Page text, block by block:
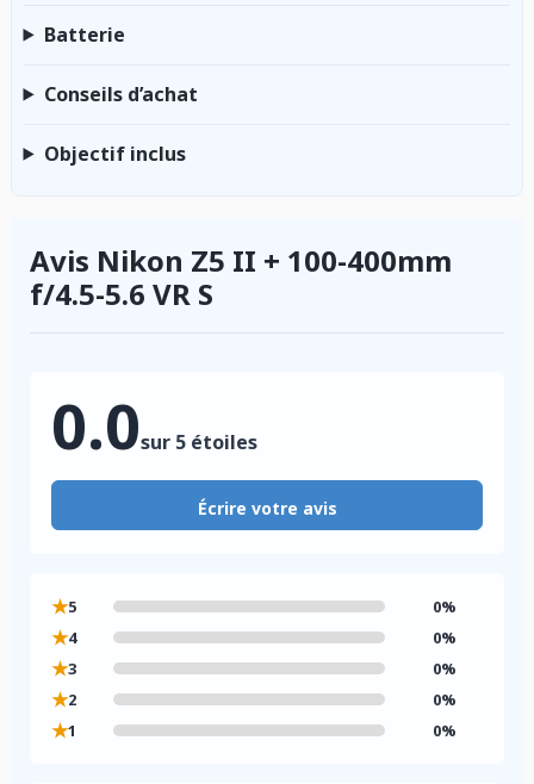
Batterie
Conseils d’achat
Objectif inclus
Avis Nikon Z5 II + 100-400mm
f/4.5-5.6 VR S
0.0sur 5 étoiles
Écrire votre avis
★5 0%
★4 0%
★3 0%
★2 0%
★1 0%